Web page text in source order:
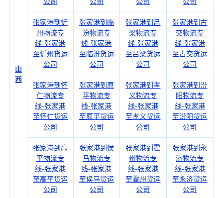
山
西
张家港到忻
州物流专
线-张家港
至忻州货运
公司
张家港到临
汾物流专
线-张家港
至临汾货运
公司
张家港到吕
梁物流专
线-张家港
至吕梁货运
公司
张家港到古
交物流专
线-张家港
至古交货运
公司
张家港到怀
仁物流专
线-张家港
至怀仁货运
公司
张家港到原
平物流专
线-张家港
至原平货运
公司
张家港到孝
义物流专
线-张家港
至孝义货运
公司
张家港到汾
阳物流专
线-张家港
至汾阳货运
公司
张家港到高
平物流专
线-张家港
至高平货运
公司
张家港到侯
马物流专
线-张家港
至侯马货运
公司
张家港到霍
州物流专
线-张家港
至霍州货运
公司
张家港到永
济物流专
线-张家港
至永济货运
公司